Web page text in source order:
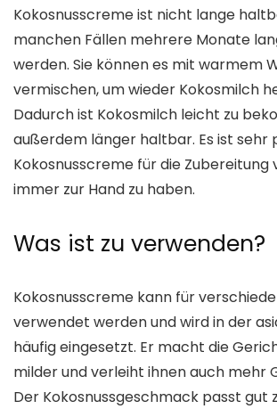
Kokosnusscreme ist nicht lange
manchen Fällen mehrere Monate
werden. Sie können es mit warmem
vermischen, um wieder Kokosmilch
Dadurch ist Kokosmilch leicht zu
außerdem länger haltbar. Es ist sehr
Kokosnusscreme für die Zubereitung
immer zur Hand zu haben.
Was ist zu verwenden?
Kokosnusscreme kann für
verwendet werden und wird in der
häufig eingesetzt. Er macht die
milder und verleiht ihnen auch mehr
Der Kokosnussgeschmack passt gut